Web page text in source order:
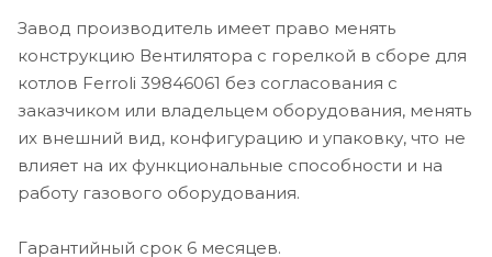
Завод производитель имеет право менять
конструкцию Вентилятора с горелкой в сборе для
котлов Ferroli 39846061 без согласования с
заказчиком или владельцем оборудования, менять
их внешний вид, конфигурацию и упаковку, что не
влияет на их функциональные способности и на
работу газового оборудования.
Гарантийный срок 6 месяцев.